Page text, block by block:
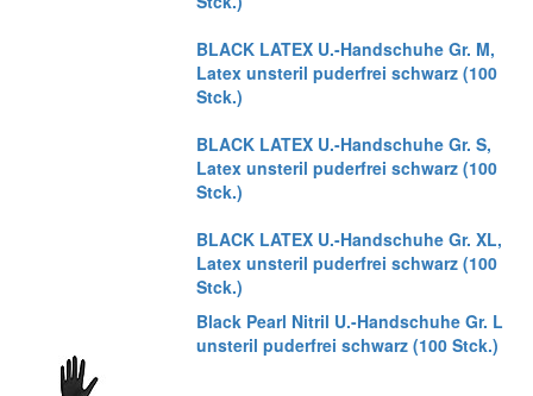
BLACK LATEX U.-Handschuhe Gr. M,
Latex unsteril puderfrei schwarz (100
Stck.)
BLACK LATEX U.-Handschuhe Gr. S,
Latex unsteril puderfrei schwarz (100
Stck.)
BLACK LATEX U.-Handschuhe Gr. XL,
Latex unsteril puderfrei schwarz (100
Stck.)
Black Pearl Nitril U.-Handschuhe Gr. L
unsteril puderfrei schwarz (100 Stck.)